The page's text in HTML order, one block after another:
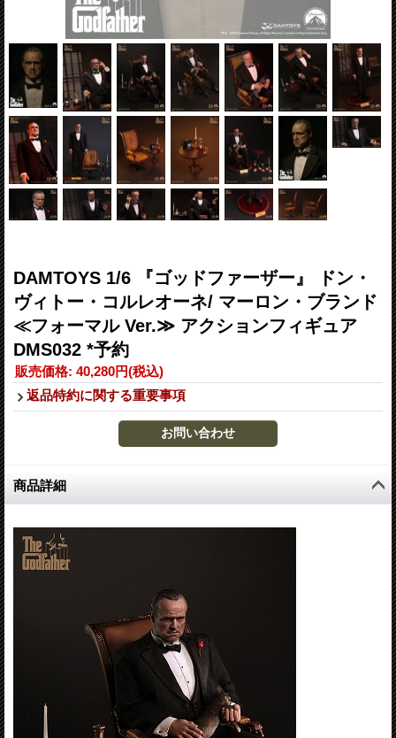
DAMTOYS 1/6 『ゴッドファーザー』 ドン・
ヴィトー・コルレオーネ/ マーロン・ブランド
≪フォーマル Ver.≫ アクションフィギュア
DMS032 *予約
販売価格: 40,280円(税込)
返品特約に関する重要事項
商品詳細